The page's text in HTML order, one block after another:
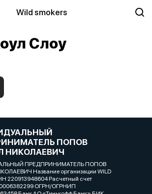
Wild smokers
Слоу
ПОПОВ
НИКОЛАЕВИЧ
ПРЕДПРИНИМАТЕЛЬ ПОПОВ
Название организации WILD
220913948604 Расчетный счет
ОГРН/ОГРНИП